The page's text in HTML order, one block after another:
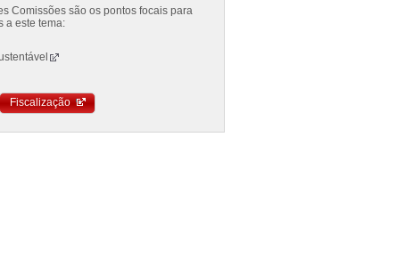
Comissões são os pontos focais para
a este tema:
Fiscalização